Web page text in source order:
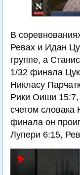
В
Ревах и Идан
группе, а
1/32 финала
Никласу
Рики Оиши 15:7,
счетом
финала он
Лупери 6:15,